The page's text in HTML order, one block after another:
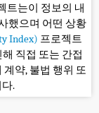
트는이 정보의 내
했으며 어떤 상황
Index) 프로젝트
직접 또는 간접
약, 불법 행위 또
.